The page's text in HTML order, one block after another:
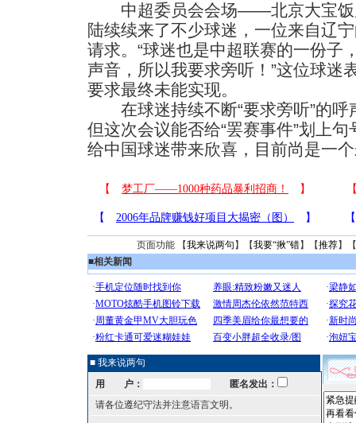
中超委员会会场——北京大宝饭
陆续续来了不少球迷，一位来自辽
请求。“球迷也是中超联赛的一份子
声音，所以我要求旁听！”这位球迷
要求最终未能实现。
在球迷持续不断“要求旁听”的呼
但这次会议能否给“罢赛事件”划上
给中国球迷带来欣喜，目前尚是一
页面功能 【我来说两句 】【我要“揪”错】【推荐】
■相关新闻
■ 我来说两句
用 户：
匿名发出：
请各位遵纪守法并注意语言文明。